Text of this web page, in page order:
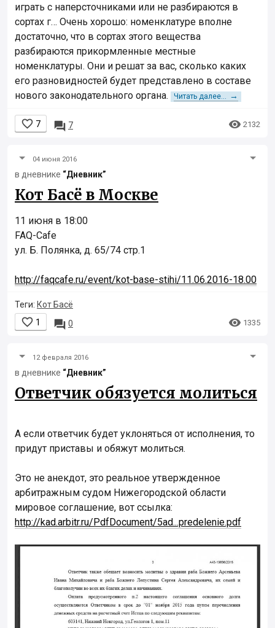
играть с наперсточниками или не разбираются в
сортах г… Очень хорошо: номенклатуре вполне
достаточно, что в сортах этого вещества
разбираются прикормленные местные
номенклатуры. Они и решат за вас, сколько каких
его разновидностей будет представлено в составе
нового законодательного органа.
Читать далее... →
 7  7  2132
04 июня 2016
в дневнике “Дневник”
Кот Басё в Москве
11 июня в 18:00
FAQ-Cafe
ул. Б. Полянка, д. 65/74 стр.1
http://faqcafe.ru/event/kot-base-stihi/11.06.2016-18.00
Теги: Кот Басё
 1  0  1335
12 февраля 2016
в дневнике “Дневник”
Ответчик обязуется молиться
А если ответчик будет уклоняться от исполнения, то
придут приставы и обяжут молиться.
Это не анекдот, это реальное утвержденное
арбитражным судом Нижегородской области
мировое соглашение, вот ссылка:
http://kad.arbitr.ru/PdfDocument/5ad...predelenie.pdf